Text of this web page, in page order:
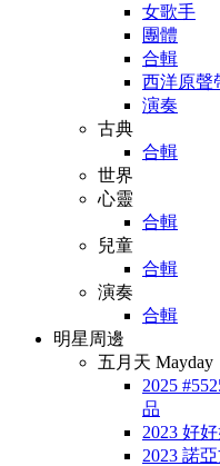
女歌手
團體
合輯
西洋原聲
演奏
古典
合輯
世界
心靈
合輯
兒童
合輯
演奏
合輯
明星周邊
五月天 Mayday
2025
品
2023 好
2023 諾